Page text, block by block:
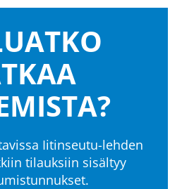
Iitinseutu-lehden
tilauksiin sisältyy